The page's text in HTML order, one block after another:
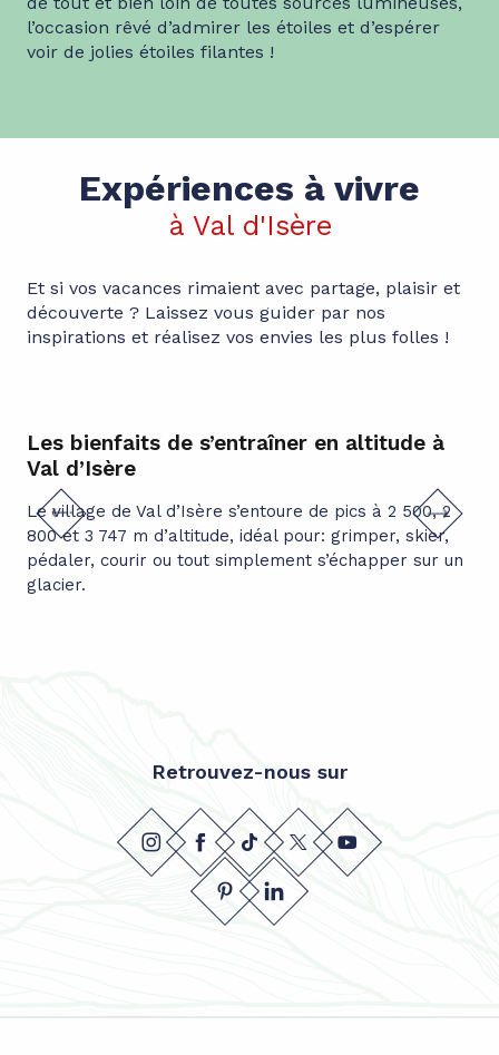
l’occasion rêvé d’admirer les étoiles et d’espérer
voir de jolies étoiles filantes !
Expériences à vivre
à Val d'Isère
Et si vos vacances rimaient avec partage, plaisir et
découverte ? Laissez vous guider par nos
inspirations et réalisez vos envies les plus folles !
Les bienfaits de s’entraîner en altitude à
Val d’Isère
Le village de Val d’Isère s’entoure de pics à 2 500, 2
800 et 3 747 m d’altitude, idéal pour: grimper, skier,
pédaler, courir ou tout simplement s’échapper sur un
Retrouvez-nous sur